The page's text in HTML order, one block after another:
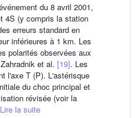
du 8 avril 2001,
4S (y compris la station
erreurs standard en
inférieures à 1 km. Les
polarités observées aux
et al. [19]. Les
l'axe T (P). L'astérisque
du choc principal et
révisée (voir la
Lire la suite